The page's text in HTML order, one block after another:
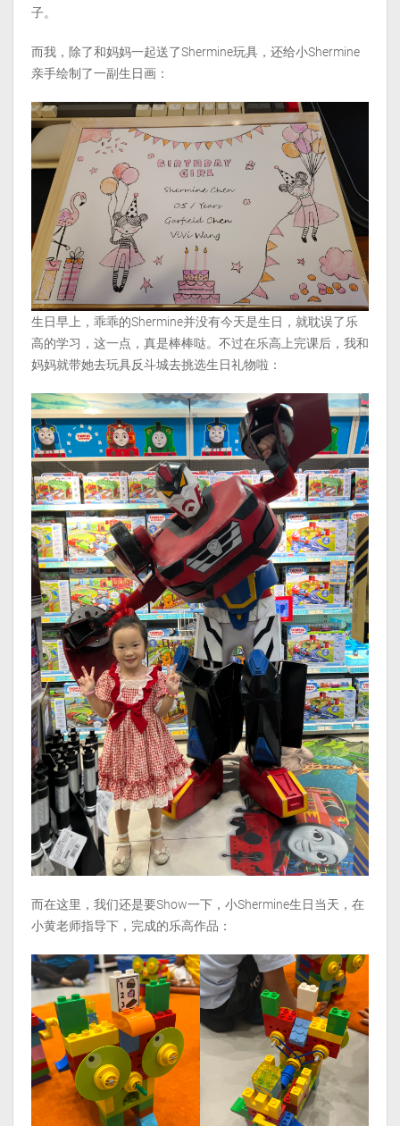
子。
而我，除了和妈妈一起送了Shermine玩具，还给小Shermine
亲手绘制了一副生日画：
生日早上，乖乖的Shermine并没有今天是生日，就耽误了乐
高的学习，这一点，真是棒棒哒。不过在乐高上完课后，我和
妈妈就带她去玩具反斗城去挑选生日礼物啦：
而在这里，我们还是要Show一下，小Shermine生日当天，在
小黄老师指导下，完成的乐高作品：